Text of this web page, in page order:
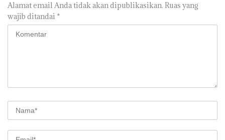
Alamat email Anda tidak akan dipublikasikan. Ruas yang
wajib ditandai *